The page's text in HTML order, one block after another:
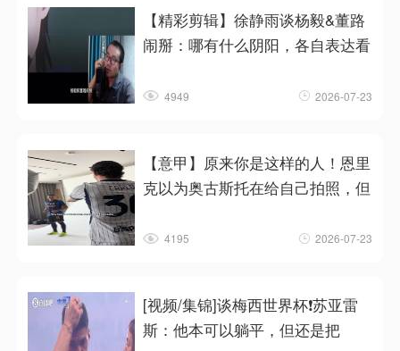
【精彩剪辑】徐静雨谈杨毅&董路
闹掰：哪有什么阴阳，各自表达看
4949 2026-07-23
【意甲】原来你是这样的人！恩里
克以为奥古斯托在给自己拍照，但
4195 2026-07-23
[视频/集锦]谈梅西世界杯❗苏亚雷
斯：他本可以躺平，但还是把